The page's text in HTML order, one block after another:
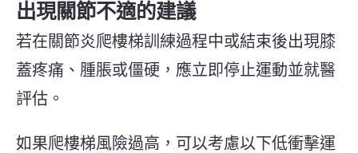
出現關節不適的建議
若在關節炎爬樓梯訓練過程中或結束後出現膝
蓋疼痛、腫脹或僵硬，應立即停止運動並就醫
評估。
如果爬樓梯風險過高，可以考慮以下低衝擊運